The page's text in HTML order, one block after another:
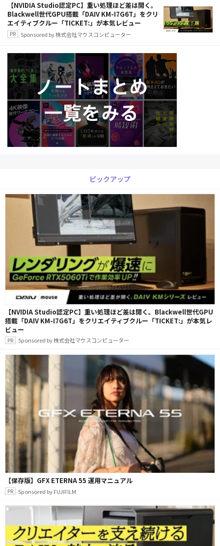
【NVIDIA Studio認定PC】重い処理ほど差は開く。
Blackwell世代GPU搭載「DAIV KM-I7G6T」をクリ
エイティブクルー「TICKET:」が本気レビュー
Sponsored by 株式会社マウスコンピューター
ピックアップ
【NVIDIA Studio認定PC】重い処理ほど差は開く。Blackwell世代GPU
搭載「DAIV KM-I7G6T」をクリエイティブクルー「TICKET:」が本気レ
ビュー
Sponsored by 株式会社マウスコンピューター
【保存版】GFX ETERNA 55 運用マニュアル
Sponsored by FUJIFILM